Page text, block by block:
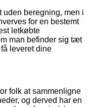
uden beregning, men i
for en bestemt
letkøbte
man befinder sig tæt
leveret dine
folk at sammenligne
og derved har en